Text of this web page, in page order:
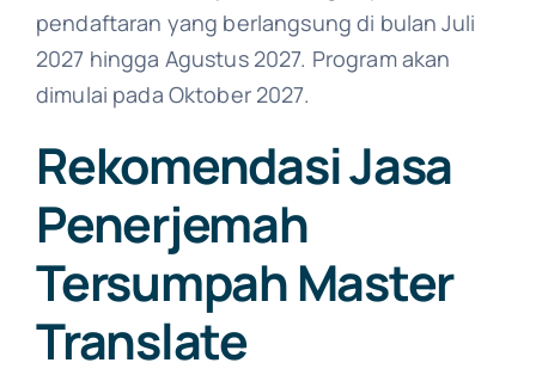
pendaftaran yang berlangsung di bulan Juli
2027 hingga Agustus 2027. Program akan
dimulai pada Oktober 2027.
Rekomendasi Jasa
Penerjemah
Tersumpah Master
Translate